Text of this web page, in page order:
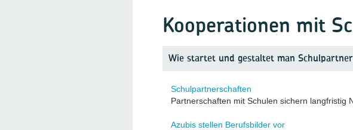
Kooperationen mit
Wie startet und gestaltet man
Schulpartnerschaften
Partnerschaften mit Schulen sichern langfristig
Azubis stellen Berufsbilder vor